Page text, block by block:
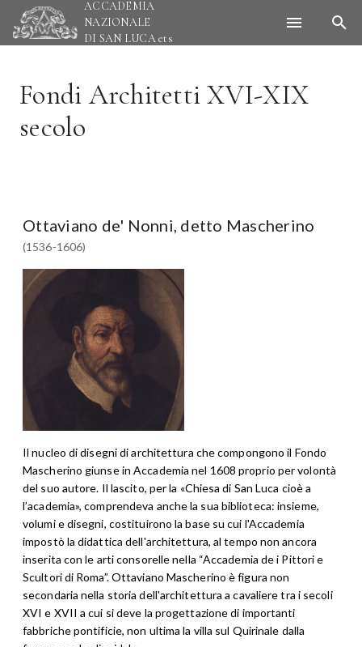
ACCADEMIA
NAZIONALE
DI SAN LUCAets
Fondi Architetti XVI-XIX
secolo
Ottaviano de' Nonni, detto Mascherino
(1536-1606)
Il nucleo di disegni di architettura che compongono il Fondo
Mascherino giunse in Accademia nel 1608 proprio per volontà
del suo autore. Il lascito, per la «Chiesa di San Luca cioè a
l’academia», comprendeva anche la sua biblioteca: insieme,
volumi e disegni, costituirono la base su cui l'Accademia
impostò la didattica dell'architettura, al tempo non ancora
inserita con le arti consorelle nella “Accademia de i Pittori e
Scultori di Roma”. Ottaviano Mascherino è figura non
secondaria nella storia dell'architettura a cavaliere tra i secoli
XVI e XVII a cui si deve la progettazione di importanti
fabbriche pontificie, non ultima la villa sul Quirinale dalla